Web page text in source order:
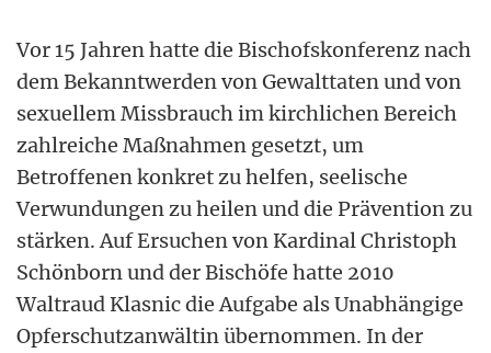
Vor 15 Jahren hatte die Bischofskonferenz nach
dem Bekanntwerden von Gewalttaten und von
sexuellem Missbrauch im kirchlichen Bereich
zahlreiche Maßnahmen gesetzt, um
Betroffenen konkret zu helfen, seelische
Verwundungen zu heilen und die Prävention zu
stärken. Auf Ersuchen von Kardinal Christoph
Schönborn und der Bischöfe hatte 2010
Waltraud Klasnic die Aufgabe als Unabhängige
Opferschutzanwältin übernommen. In der